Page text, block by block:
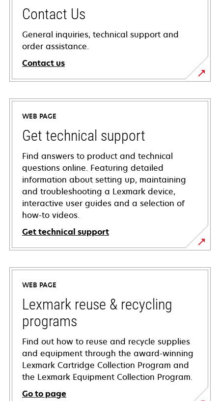
Contact Us
General inquiries, technical support and
order assistance.
Contact us
WEB PAGE
Get technical support
Find answers to product and technical
questions online. Featuring detailed
information about setting up, maintaining
and troubleshooting a Lexmark device,
interactive user guides and a selection of
how-to videos.
Get technical support
opens
in
new
tab
WEB PAGE
Lexmark reuse & recycling
programs
Find out how to reuse and recycle supplies
and equipment through the award-winning
Lexmark Cartridge Collection Program and
the Lexmark Equipment Collection Program.
Go to page